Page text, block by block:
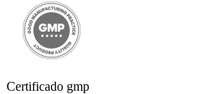
Certificado gmp